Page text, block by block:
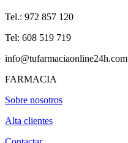
Tel.: 972 857 120
Tel: 608 519 719
info@tufarmaciaonline24h.com
FARMACIA
Sobre nosotros
Alta clientes